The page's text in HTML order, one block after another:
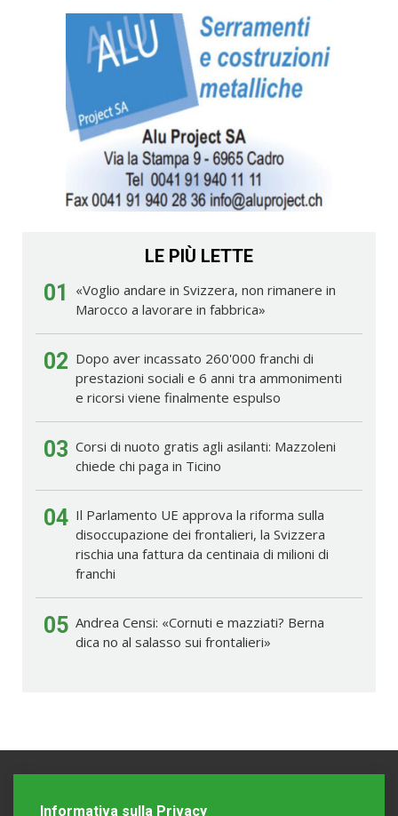
LE PIÙ LETTE
01
«Voglio andare in Svizzera, non rimanere in
Marocco a lavorare in fabbrica»
02 Dopo aver incassato 260'000 franchi di
prestazioni sociali e 6 anni tra ammonimenti
e ricorsi viene finalmente espulso
03 Corsi di nuoto gratis agli asilanti: Mazzoleni
chiede chi paga in Ticino
04 Il Parlamento UE approva la riforma sulla
disoccupazione dei frontalieri, la Svizzera
rischia una fattura da centinaia di milioni di
franchi
05 Andrea Censi: «Cornuti e mazziati? Berna
dica no al salasso sui frontalieri»
Informativa sulla Privacy